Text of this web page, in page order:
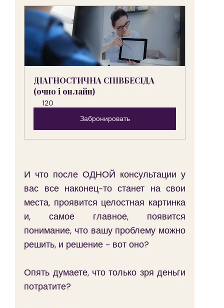
ДІАГНОСТИЧНА СПІВБЕСІДА
(очно і онлайн)
120
Забронировать
И что после ОДНОЙ консультации у
вас все наконец-то станет на свои
места, проявится целостная картинка
и, самое главное, появится
понимание, что вашу проблему можно
решить, и решение - вот оно?
Опять думаете, что только зря деньги
потратите?